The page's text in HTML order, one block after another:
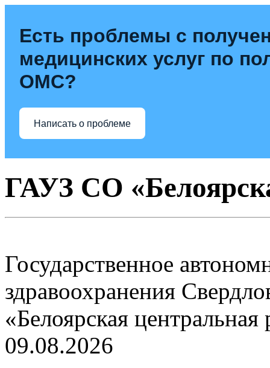
Есть проблемы с
медицинских услуг по
ОМС?
Написать о проблеме
ГАУЗ СО
Государственное
здравоохранения
«Белоярская
09.08.2026